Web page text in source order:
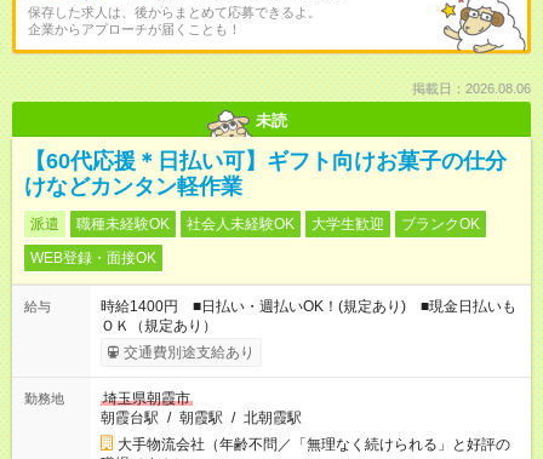
保存した求人は、後からまとめて応募できるよ。
企業からアプローチが届くことも！
掲載日：2026.08.06
未読
【60代応援＊日払い可】ギフト向けお菓子の仕分
けなどカンタン軽作業
派遣 職種未経験OK 社会人未経験OK 大学生歓迎
ブランクOK
WEB登録・面接OK
給与
時給1400円 ■日払い・週払いOK！(規定あり) ■現金日払いも
ＯＫ（規定あり）
交通費別途支給あり
勤務地
埼玉県朝霞市
朝霞台駅 / 朝霞駅 / 北朝霞駅
大手物流会社（年齢不問／「無理なく続けられる」と好評の